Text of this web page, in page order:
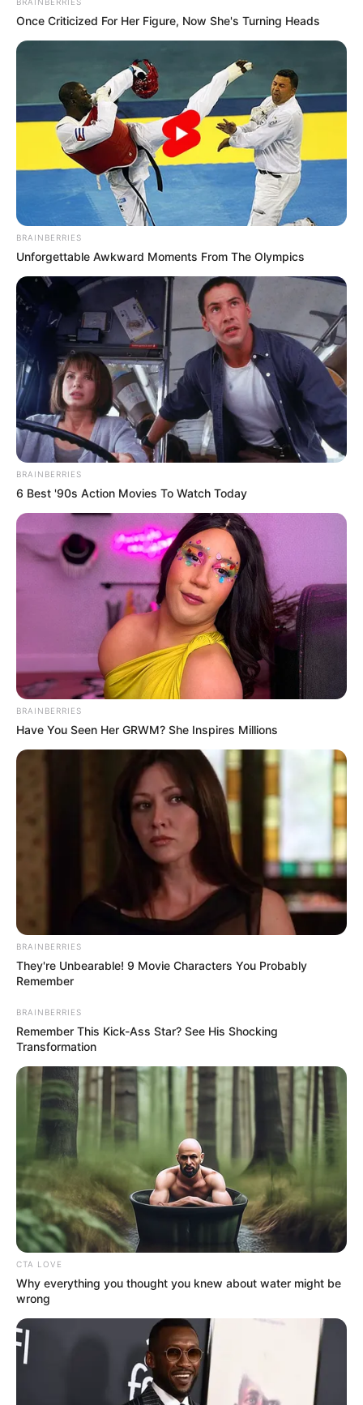
verschiedene andere Ausstellungen und
www.sensenhammer.de .
Historische Senfmühle - Führungen durch eine 200
Jahre alte Senfmühle in Cochem. Informationen
unterwww.senfmuehle.net.
Freizeitzentrum Cochem - Mit Wellenbad,
Sportbecken, Wasserrutsche, Wasserfall und
Freibad bietet das Freizeitzentrum viele Spaß- und
Sportmöglichkeiten im nassen Element. Darüber
hinaus gibt es noch Tennis- und Minigolfanlagen.
Internationales Zeitungsmuseum Aachen - Anhand
von mehr 170.000 Zeitungen und Druckwerken gibt
das Museum einen Überblick über 400 Jahre
Zeitungsgeschichte. Informationen unter www.izm.d
e.
Carolus Thermen in Aachen - Ob im 32°C warmen
Saunasee oder in der von 18 Säulen getragenen
Badehalle, in den Carolus Thermen in Aachen
herrschen ideale Badebedingungen. Hierzu gehört
auch der weiße Strand mit Sommerlicht und
unter
www.carolus-thermen.de.
Fernmeldemuseum Aachen - Funktionstüchtige
Technik von gestern und vorgestern zum Anfassen
und Einschalten. Informationen unter
www.fernmeld
emuseum-aachen.de.
Superfly Air Sports Aachen (Trampolinpark) - Mit
einer Gesamtfläche von fast 4.000 m² ist das
Superfly einer der größten Trampolinparks in
Europa. Auf einer weit über 2.600 m² großen,
zusammenhängenden Sprunglandschaft lässt sich
Fliegen, Springen, Hüpfen, Klettern oder Ball
spielen. Viele verschiedene Attraktion mit
unterschiedlichen Anforderungen machen das
Superfly attraktiv für Groß und Klein, Anfänger und
Geübte. Zusammenhängende Trampolinfläche,
Parcourbereich, 15 m Tumbling Lane, Air Track,
Ninja Parcour, freier Fall am Trapez - und immer
weiche Landung in den Schaumstoffwürfeln oder
einem überdimensionalen Luftkissen. Samstag und
Sonntag zwischen 09:00 und 10:00 Uhr ist das
Superfly Air Sports ganz speziell und ausschließlich
für Kinder bis 9 Jahre geöffnet. Öffnungszeiten,
Preise und weitere Informationen unter
Tiergarten Mönchengladbach - Im Stadtteil
Odenkirchen tummeln sich auf einem 4,3 ha großen
Gelände rund 500 Tiere, die aus Europa und
anderen Kontinenten stammen. Informationen unter
www.tiergarten-moenchengladbach.de
Museum Plagiarius in Solingen - Rund 250 Plagiate
und die dazu gehörenden Originale werden von
dem Verein Plagiarius ausgestellt. Dieser Verein
vergibt außerdem jedes Jahr den als Negativpreis
gedachte Plagiarius an Firmen , die sich bei der
Produktpiraterie besonders hervortun. Informationen
unter
Spiel- und Abenteuerland Fridolino - In
Fridolino die Kinderherzen höher schlagen. Auf
einer Fläche von 3500 Quadratmetern gibt es
zahlreiche Möglichkeiten sich auszutoben, mit
Rollenrutsche, Hüpfburgen, Riesenklettergerüst und
Once Criticized For Her Figure, Now She's Turning Heads
BRAINBERRIES
Unforgettable Awkward Moments From The Olympics
BRAINBERRIES
6 Best '90s Action Movies To Watch Today
BRAINBERRIES
Have You Seen Her GRWM? She Inspires Millions
BRAINBERRIES
They're Unbearable! 9 Movie Characters You Probably
Remember
BRAINBERRIES
Remember This Kick-Ass Star? See His Shocking
Transformation
CTA LOVE
Why everything you thought you knew about water might be
wrong